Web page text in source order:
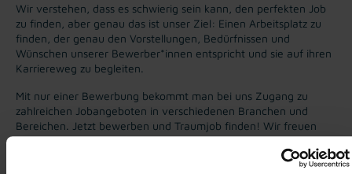
Wir verstehen, dass es schwierig sein kann, den perfekten Job
zu finden, aber genau das ist unser Ziel: Einen Arbeitsplatz zu
finden, der genau den Vorstellungen, Bedürfnissen und
Wünschen unserer Bewerber*innen entspricht und sie auf ihren
Karriereweg zu begleiten.
Mit nur einer Bewerbung bekommt man bei uns Zugang zu
zahlreichen Jobangeboten in verschiedenen Branchen und
Bereichen. Jetzt bewerben und Traumjob finden! Wir freuen
uns auf ein Kennenlernen!